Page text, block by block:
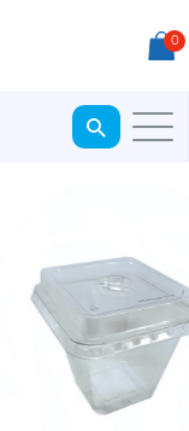
0